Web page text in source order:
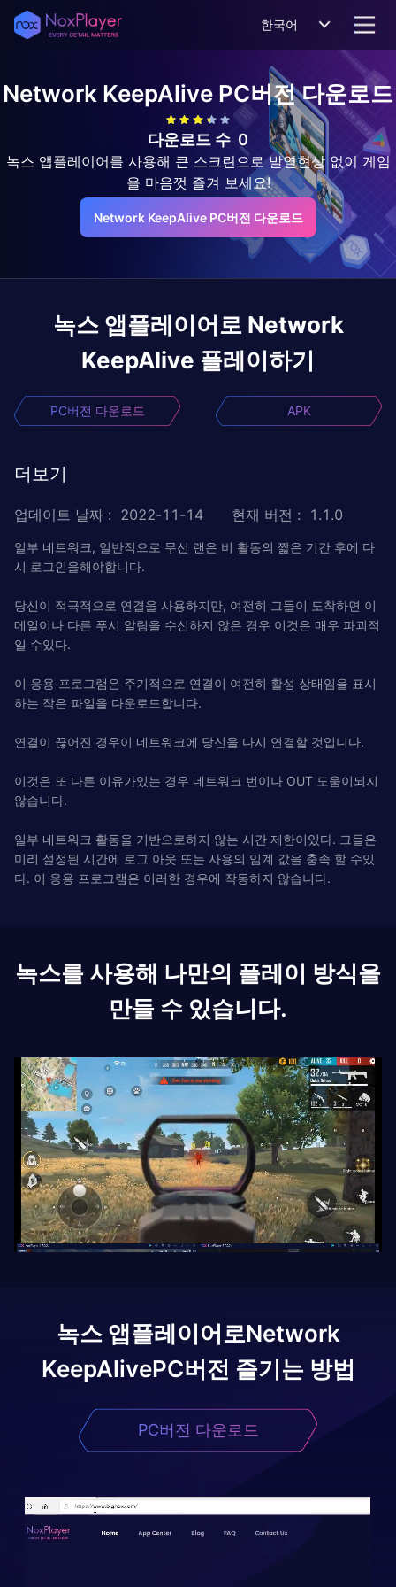
한국어
Network KeepAlive PC버전 다운로드
다운로드 수 0
녹스 앱플레이어를 사용해 큰 스크린으로 발열현상 없이 게임
을 마음껏 즐겨 보세요!
Network KeepAlive PC버전 다운로드
녹스 앱플레이어로 Network
KeepAlive 플레이하기
PC버전 다운로드 APK
더보기
업데이트 날짜 : 2022-11-14 현재 버전 : 1.1.0
일부 네트워크, 일반적으로 무선 랜은 비 활동의 짧은 기간 후에 다
시 로그인을해야합니다.
당신이 적극적으로 연결을 사용하지만, 여전히 그들이 도착하면 이
메일이나 다른 푸시 알림을 수신하지 않은 경우 이것은 매우 파괴적
일 수있다.
이 응용 프로그램은 주기적으로 연결이 여전히 활성 상태임을 표시
하는 작은 파일을 다운로드합니다.
연결이 끊어진 경우이 네트워크에 당신을 다시 연결할 것입니다.
이것은 또 다른 이유가있는 경우 네트워크 번이나 OUT 도움이되지
않습니다.
일부 네트워크 활동을 기반으로하지 않는 시간 제한이있다. 그들은
미리 설정된 시간에 로그 아웃 또는 사용의 임계 값을 충족 할 수있
다. 이 응용 프로그램은 이러한 경우에 작동하지 않습니다.
녹스를 사용해 나만의 플레이 방식을
만들 수 있습니다.
녹스 앱플레이어로Network
KeepAlivePC버전 즐기는 방법
PC버전 다운로드